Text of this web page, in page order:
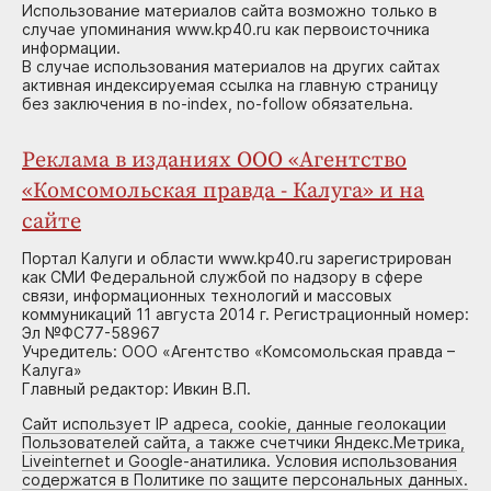
Использование материалов сайта возможно только в
случае упоминания www.kp40.ru как первоисточника
информации.
В случае использования материалов на других сайтах
активная индексируемая ссылка на главную страницу
без заключения в no-index, no-follow обязательна.
Реклама в изданиях ООО «Агентство
«Комсомольская правда - Калуга» и на
сайте
Портал Калуги и области www.kp40.ru зарегистрирован
как СМИ Федеральной службой по надзору в сфере
связи, информационных технологий и массовых
коммуникаций 11 августа 2014 г. Регистрационный номер:
Эл №ФС77-58967
Учредитель: ООО «Агентство «Комсомольская правда –
Калуга»
Главный редактор: Ивкин В.П.
Сайт использует IP адреса, cookie, данные геолокации
Пользователей сайта, а также счетчики Яндекс.Метрика,
Liveinternet и Google-анатилика. Условия использования
содержатся в Политике по защите персональных данных.